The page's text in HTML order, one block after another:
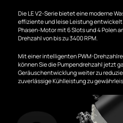
Die LE V2-Serie bietet eine moderne
effiziente und leise Leistung entwickelt
Phasen-Motor mit 6 Slots und 4 Polen
Drehzahl von bis zu 3400 RPM.
Mit einer intelligenten PWM-
können Sie die Pumpendrehzahl jetzt
Geräuschentwicklung weiter zu
zuverlässige Kühlleistung zu